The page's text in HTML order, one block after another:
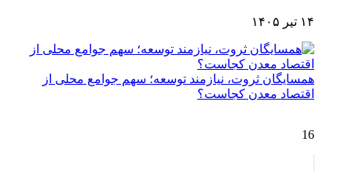
۱۴ تیر ۱۴۰۵
همسایگان ثروت، نیازمند توسعه؛ سهم جوامع محلی از
اقتصاد معدن کجاست؟
16